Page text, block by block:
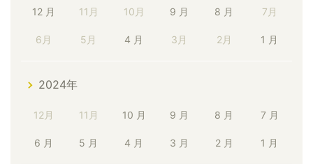
12 月 11月 10月 9 月 8 月 7月
6月 5月 4 月 3月 2月 1 月
2024年
12月 11月 10 月 9 月 8 月 7 月
6 月 5 月 4 月 3 月 2 月 1 月